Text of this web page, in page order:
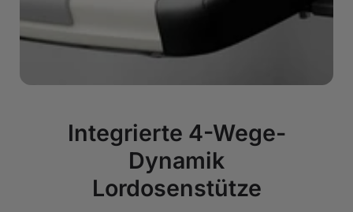
Integrierte 4-Wege-
Dynamik
Lordosenstütze